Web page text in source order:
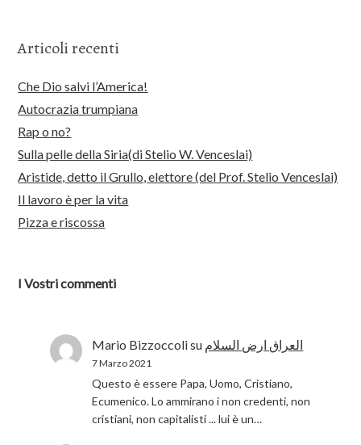
Articoli recenti
Che Dio salvi l’America!
Autocrazia trumpiana
Rap o no?
Sulla pelle della Siria(di Stelio W. Venceslai)
Aristide, detto il Grullo, elettore (del Prof. Stelio Venceslai)
Il lavoro è per la vita
Pizza e riscossa
I Vostri commenti
Mario Bizzoccolisu العراق ارض السلام
7 Marzo 2021
Questo è essere Papa, Uomo, Cristiano,
Ecumenico. Lo ammirano i non credenti, non
cristiani, non capitalisti ... lui è un…